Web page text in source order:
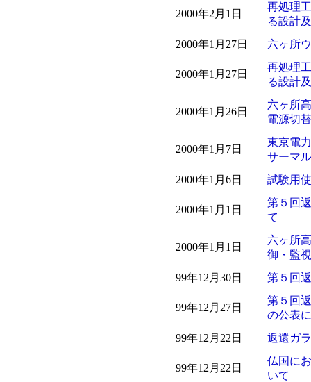
2000年2月1日
再処理
る設計
2000年1月27日
六ヶ所
2000年1月27日
再処理
る設計
2000年1月26日
六ヶ所
電源切
2000年1月7日
東京電
サーマ
2000年1月6日
試験用
2000年1月1日
第５回
て
2000年1月1日
六ヶ所
御・監
99年12月30日
第５回
99年12月27日
第５回
の公表
99年12月22日
返還ガ
99年12月22日
仏国に
いて